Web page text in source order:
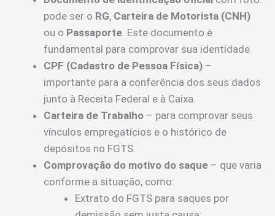
pode ser o RG, Carteira de Motorista (CNH)
ou o Passaporte . Este documento é
fundamental para comprovar sua identidade.
CPF (Cadastro de Pessoa Física) –
importante para a conferência dos seus dados
junto à Receita Federal e à Caixa.
Carteira de Trabalho – para comprovar seus
vínculos empregatícios e o histórico de
depósitos no FGTS.
Comprovação do motivo do saque – que varia
conforme a situação, como:
Extrato do FGTS para saques por